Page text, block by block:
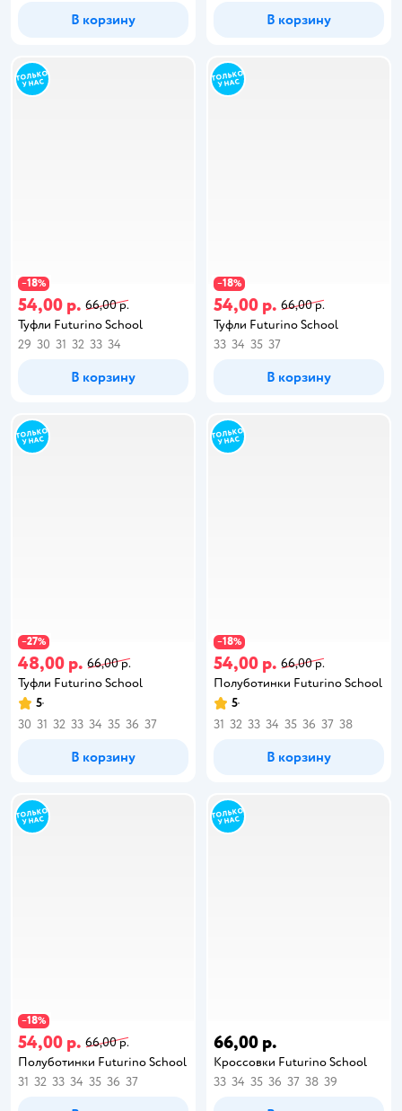
В корзину В корзину
−18%
54,00 р. 66,00 р.
Туфли Futurino School
29 30 31 32 33 34
В корзину
−18%
54,00 р. 66,00 р.
Туфли Futurino School
33 34 35 37
В корзину
−27%
48,00 р. 66,00 р.
Туфли Futurino School
5
30 31 32 33 34 35 36 37
В корзину
−18%
54,00 р. 66,00 р.
Полуботинки Futurino School
5
31 32 33 34 35 36 37 38
В корзину
−18%
54,00 р. 66,00 р.
Полуботинки Futurino School
31 32 33 34 35 36 37
66,00 р.
Кроссовки Futurino School
33 34 35 36 37 38 39